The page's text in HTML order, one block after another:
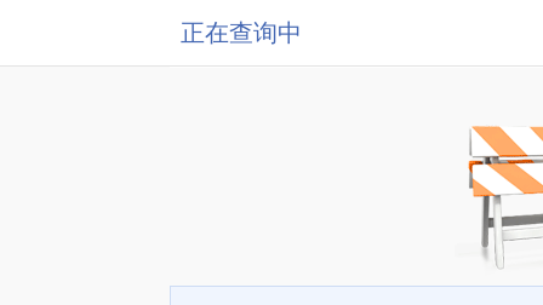
正在查询中